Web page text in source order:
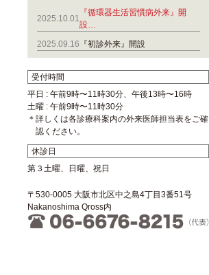
2025.10.01
『循環器生活習慣病外来』開
設…
2025.09.16 『初診外来』開設
受付時間
平日 : 午前9時〜11時30分、午後13時〜16時
土曜 : 午前9時〜11時30分
＊詳しくは各診療科案内の外来医師担当表をご確
認ください。
休診日
第３土曜、日曜、祝日
〒530-0005 大阪市北区中之島4丁目3番51号
Nakanoshima Qross内